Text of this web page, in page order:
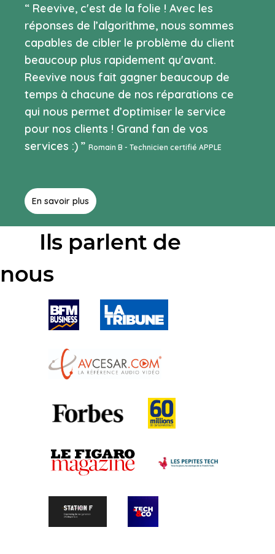
“ Reevive, c'est de la folie ! Avec les
réponses de l’algorithme, nous sommes
capables de cibler le problème du client
beaucoup plus rapidement qu'avant.
Reevive nous fait gagner beaucoup de
temps à chacune de nos réparations ce
qui nous permet d’optimiser le service
pour nos clients ! Grand fan de vos
services :) ” Romain B - Technicien certifié APPLE
En savoir plus
Ils parlent de
nous